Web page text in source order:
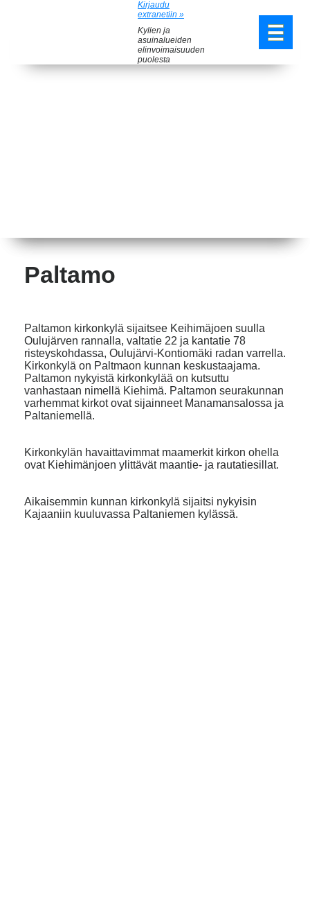
Kirjaudu
extranetiin »
Kylien ja
asuinalueiden
elinvoimaisuuden
puolesta
Paltamo
Paltamon kirkonkylä sijaitsee Keihimäjoen suulla
Oulujärven rannalla, valtatie 22 ja kantatie 78
risteyskohdassa, Oulujärvi-Kontiomäki radan varrella.
Kirkonkylä on Paltmaon kunnan keskustaajama.
Paltamon nykyistä kirkonkylää on kutsuttu
vanhastaan nimellä Kiehimä. Paltamon seurakunnan
varhemmat kirkot ovat sijainneet Manamansalossa ja
Paltaniemellä.
Kirkonkylän havaittavimmat maamerkit kirkon ohella
ovat Kiehimänjoen ylittävät maantie- ja rautatiesillat.
Aikaisemmin kunnan kirkonkylä sijaitsi nykyisin
Kajaaniin kuuluvassa Paltaniemen kylässä.